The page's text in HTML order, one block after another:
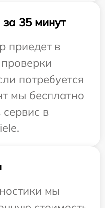
35 минут
приедет в
потребуется
мы бесплатно
в
мы